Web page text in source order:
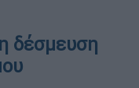
δέσμευση